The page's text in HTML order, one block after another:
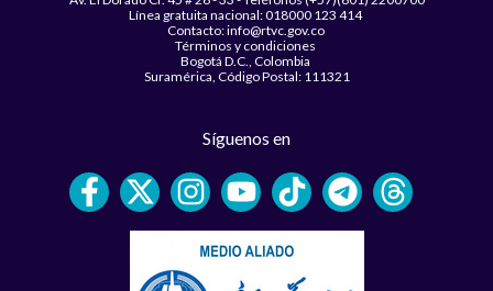
Línea gratuita nacional: 018000 123 414
Contacto: info@rtvc.gov.co
Términos y condiciones
Bogotá D.C., Colombia
Suramérica, Código Postal: 111321
Síguenos en